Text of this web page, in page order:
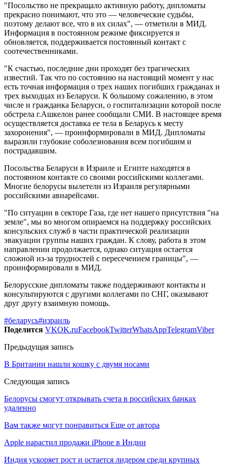
"Посольство не прекращало активную работу, дипломаты
прекрасно понимают, что это — человеческие судьбы,
поэтому делают все, что в их силах", — отметили в МИД.
Информация в постоянном режиме фиксируется и
обновляется, поддерживается постоянный контакт с
соотечественниками.
"К счастью, последние дни проходят без трагических
известий. Так что по состоянию на настоящий момент у нас
есть точная информация о трех наших погибших гражданах и
трех выходцах из Беларуси. К большому сожалению, в этом
числе и гражданка Беларуси, о госпитализации которой после
обстрела г.Ашкелон ранее сообщали СМИ. В настоящее время
осуществляется доставка ее тела в Беларусь к месту
захоронения", — проинформировали в МИД. Дипломаты
выразили глубокие соболезнования всем погибшим и
пострадавшим.
Посольства Беларуси в Израиле и Египте находятся в
постоянном контакте со своими российскими коллегами.
Многие белорусы вылетели из Израиля регулярными
российскими авиарейсами.
"По ситуации в секторе Газа, где нет нашего присутствия "на
земле", мы во многом опираемся на поддержку российских
консульских служб в части практической реализации
эвакуации группы наших граждан. К слову, работа в этом
направлении продолжается, однако ситуация остается
сложной из-за трудностей с пересечением границы", —
проинформировали в МИД.
Белорусские дипломаты также поддерживают контакты и
консультируются с другими коллегами по СНГ, оказывают
друг другу взаимную помощь.
#беларусь#израиль
Поделится VKOK.ruFacebookTwitterWhatsAppTelegramViber
Предыдущая запись
В Британии нашли кошку с двумя носами
Следующая запись
Белорусы смогут открывать счета в российских банках
удаленно
Вам также могут понравиться Еще от автора
Apple нарастил продажи iPhone в Индии
Индия ускоряет рост и остается лидером среди крупных